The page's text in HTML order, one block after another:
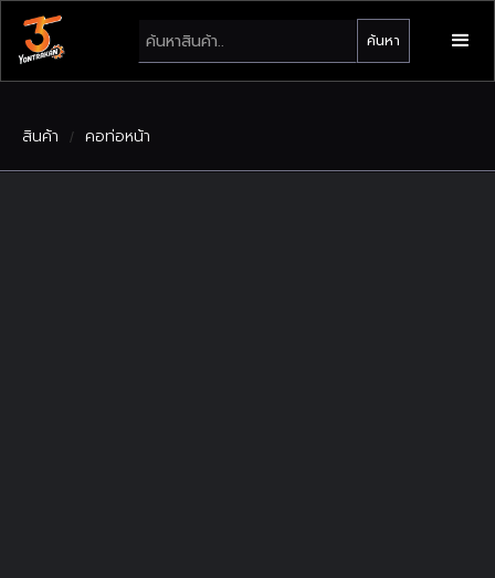
สินค้า / คอท่อหน้า